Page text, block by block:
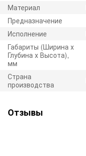
Материал
Предназначение
Исполнение
Габариты (Ширина х
Глубина х Высота),
мм
Страна
производства
Отзывы